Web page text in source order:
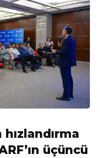
üçüncü